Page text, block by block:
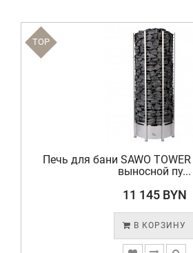
TOP
Печь для бани SAWO
выносной пу...
11 145 BYN
В КОРЗИНУ